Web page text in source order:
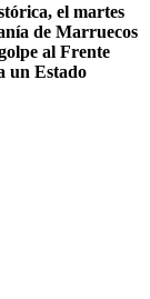
el martes
de Marruecos
al Frente
un Estado